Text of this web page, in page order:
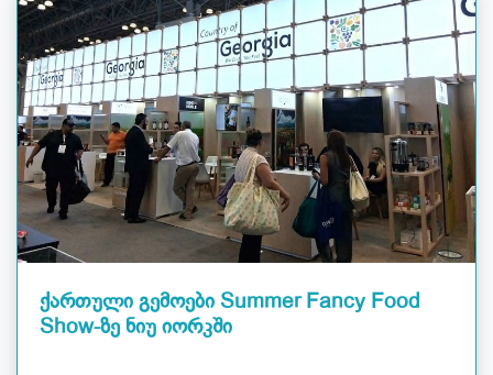
ქართული გემოები Summer Fancy Food
Show-ზე ნიუ იორკში